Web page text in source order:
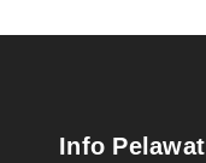
Info Pelawat